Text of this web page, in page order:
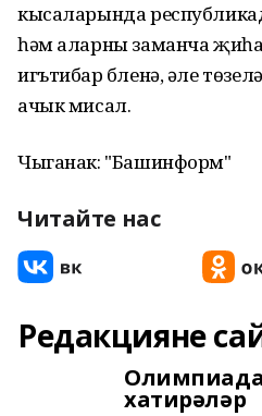
кысаларында
һәм аларны заманча
игътибар бүленә, әле
ачык мисал.
Чыганак: "Башинформ"
Читайте нас
Редакцияне
хатирәләр